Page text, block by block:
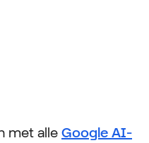
met alle Google AI-